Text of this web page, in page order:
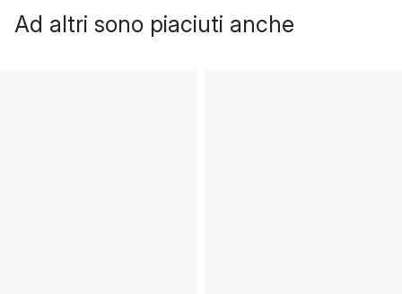
Ad altri sono piaciuti anche